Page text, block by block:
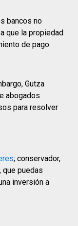
bancos no
que la propiedad
de pago.
Gutza
abogados
para resolver
; conservador,
que puedas
inversión a